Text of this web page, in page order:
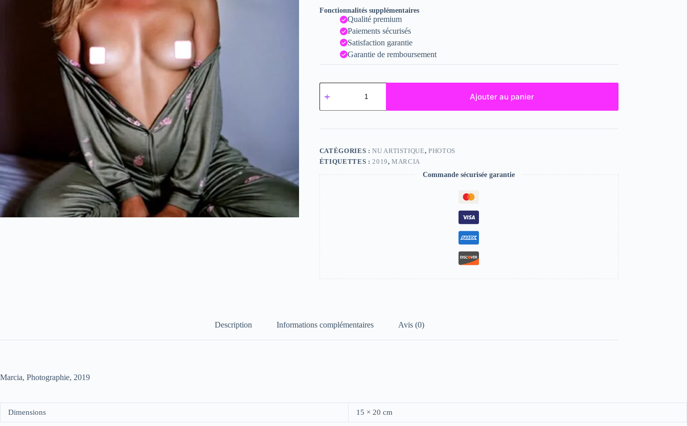
Fonctionnalités supplémentaires
Qualité premium
Paiements sécurisés
Satisfaction garantie
Garantie de remboursement
quantité
de
Ajouter au panier
CATÉGORIES :NU ARTISTIQUE,PHOTOS
ÉTIQUETTES : 2019,MARCIA
Commande sécurisée garantie
Description Informations complémentaires Avis (0)
Marcia, Photographie, 2019
Dimensions 15 × 20 cm